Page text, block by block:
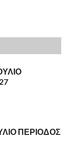
ΠΕΡΙΟΔΟΣ